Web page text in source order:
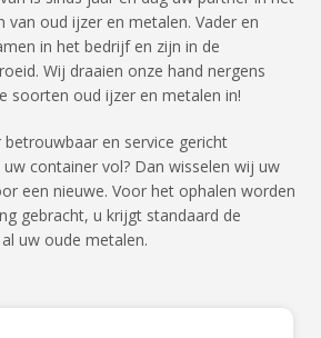
van oud ijzer en metalen. Vader en
in het bedrijf en zijn in de
Wij draaien onze hand nergens
soorten oud ijzer en metalen in!
en service gericht
container vol? Dan wisselen wij uw
een nieuwe. Voor het ophalen worden
gebracht, u krijgt standaard de
uw oude metalen.